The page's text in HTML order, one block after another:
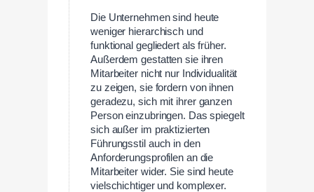
Die Unternehmen sind heute
weniger hierarchisch und
funktional gegliedert als früher.
Außerdem gestatten sie ihren
Mitarbeiter nicht nur Individualität
zu zeigen, sie fordern von ihnen
geradezu, sich mit ihrer ganzen
Person einzubringen. Das spiegelt
sich außer im praktizierten
Führungsstil auch in den
Anforderungsprofilen an die
Mitarbeiter wider. Sie sind heute
vielschichtiger und komplexer.